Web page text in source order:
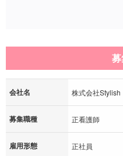
会社名 株式会社Stylish
募集職種 正看護師
雇用形態 正社員